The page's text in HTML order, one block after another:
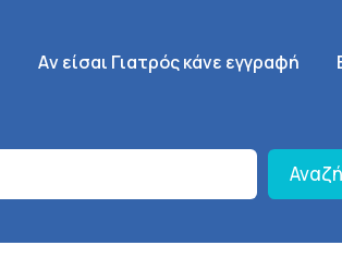
Κεντρική πλοήγηση
Aν είσαι Γιατρός κάνε εγγραφή